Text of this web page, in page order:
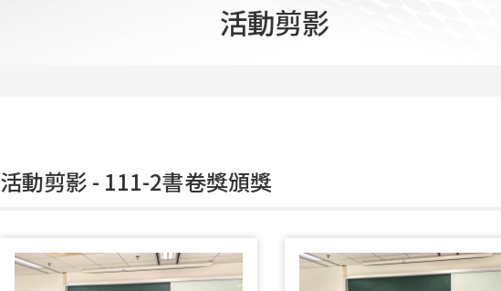
活動剪影
活動剪影 - 111-2書卷獎頒獎